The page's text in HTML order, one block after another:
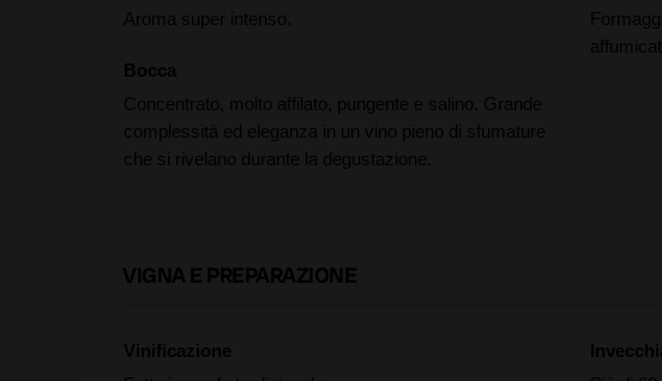
Aroma super intenso.
Bocca
Concentrato, molto affilato, pungente e salino. Grande
complessità ed eleganza in un vino pieno di sfumature
che si rivelano durante la degustazione.
VIGNA E PREPARAZIONE
Vinificazione